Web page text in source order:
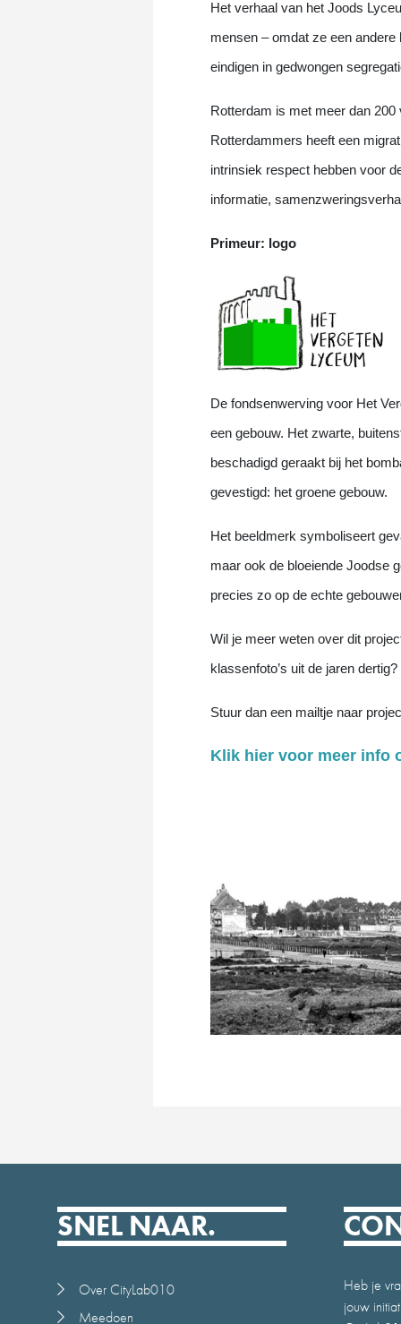
Het verhaal van het Joods
mensen – omdat ze een
eindigen in gedwongen
Rotterdam is met meer dan
Rotterdammers heeft een
intrinsiek respect hebben voor
informatie,
Primeur: logo
De fondsenwerving voor Het
een gebouw. Het zwarte,
beschadigd geraakt bij het
gevestigd: het groene gebouw.
Het beeldmerk symboliseert
maar ook de bloeiende Joodse
precies zo op de echte
Wil je meer weten over dit
klassenfoto’s uit de jaren dertig?
Stuur dan een mailtje naar
Klik hier voor meer info
SNEL NAAR.
Over CityLab010
Meedoen
Heb je
jouw